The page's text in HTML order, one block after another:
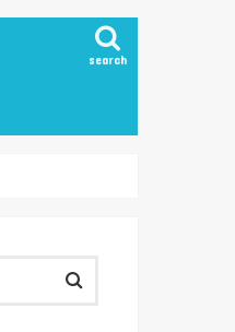
search